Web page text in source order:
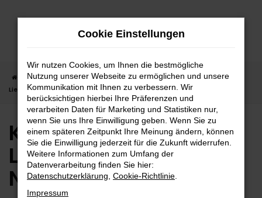
Zum
Startseite Nagold Kia Kia Niro
Kia Niro Neuwagen |
Lieferservice nach Nagold
Kia Niro Neuwagen |
Lieferservice nach
Nagold
Cookie Einstellungen
Wir nutzen Cookies, um Ihnen die bestmögliche
Nutzung unserer Webseite zu ermöglichen und unsere
Kommunikation mit Ihnen zu verbessern. Wir
berücksichtigen hierbei Ihre Präferenzen und
verarbeiten Daten für Marketing und Statistiken nur,
wenn Sie uns Ihre Einwilligung geben. Wenn Sie zu
einem späteren Zeitpunkt Ihre Meinung ändern, können
Sie die Einwilligung jederzeit für die Zukunft widerrufen.
Weitere Informationen zum Umfang der
Datenverarbeitung finden Sie hier:
Datenschutzerklärung Cookie-Richtlinie
Impressum